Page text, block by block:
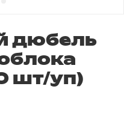
дюбель
шт/уп)